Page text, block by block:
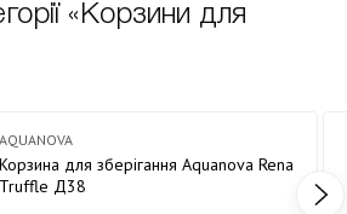
«Корзини для
AQUANOVA
Корзина для зберігання Aquanova Rena
Truffle Д38